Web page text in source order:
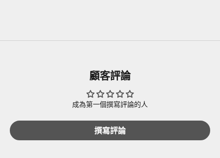
顧客評論
成為第一個撰寫評論的人
撰寫評論